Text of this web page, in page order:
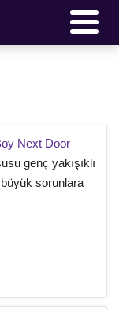
Next Door
genç yakışıklı
sorunlara